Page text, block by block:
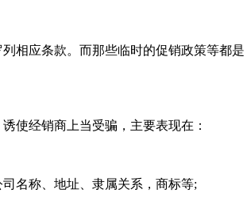
相应条款。而那些临时的促销政策等都是
使经销商上当受骗，主要表现在：
名称、地址、隶属关系，商标等;